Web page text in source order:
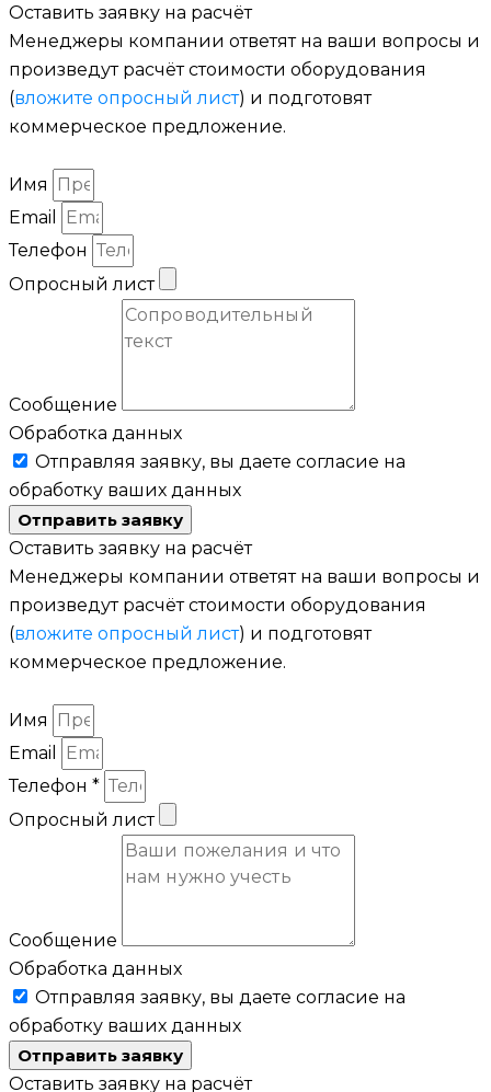
Оставить заявку на расчёт
Менеджеры компании ответят на ваши вопросы и
произведут расчёт стоимости оборудования
(вложите опросный лист) и подготовят
коммерческое предложение.
Имя
Email
Телефон
Опросный лист
Сообщение
Обработка данных
Отправляя заявку, вы даете согласие на
обработку ваших данных
Отправить заявку
Оставить заявку на расчёт
Менеджеры компании ответят на ваши вопросы и
произведут расчёт стоимости оборудования
(вложите опросный лист) и подготовят
коммерческое предложение.
Имя
Email
Телефон *
Опросный лист
Сообщение
Обработка данных
Отправляя заявку, вы даете согласие на
обработку ваших данных
Отправить заявку
Оставить заявку на расчёт